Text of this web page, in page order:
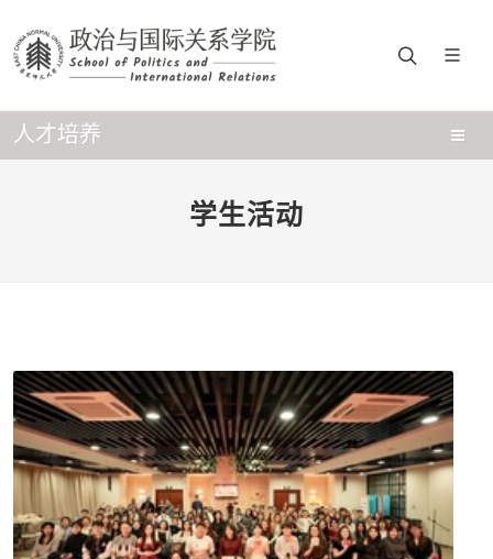
人才培养
学生活动